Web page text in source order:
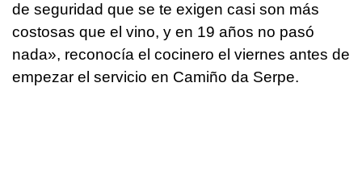
de seguridad que se te exigen casi son más
costosas que el vino, y en 19 años no pasó
nada», reconocía el cocinero el viernes antes de
empezar el servicio en Camiño da Serpe.